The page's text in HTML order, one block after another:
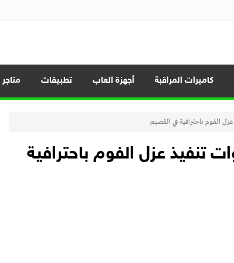
كاميرات المراقبة أجهزة العاب تطبيقات متاجر
الفوم باحترافية في القصيم
تنفيذ عزل الفوم باحترافية